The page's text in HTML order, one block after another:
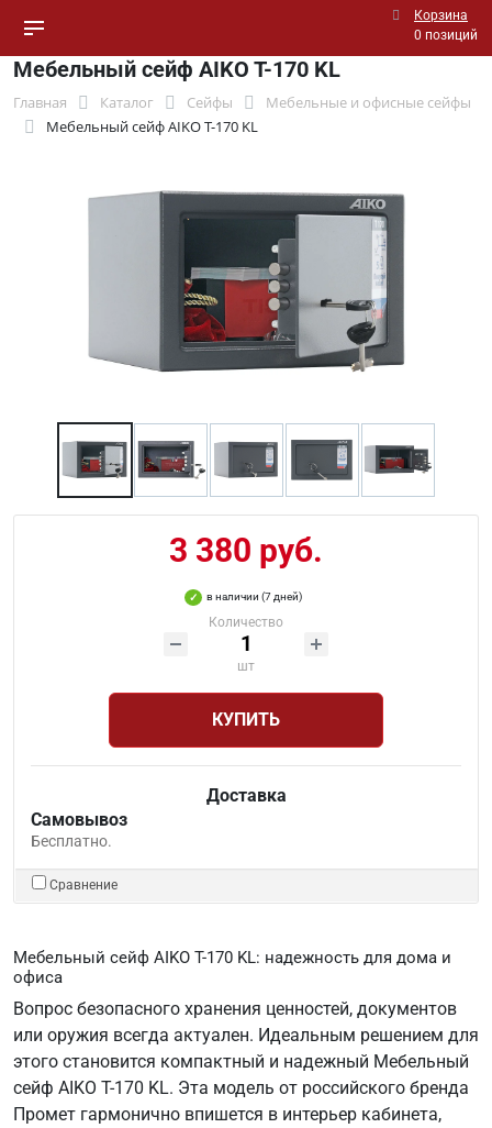
Корзина
0 позиций
Мебельный сейф AIKO T-170 KL
Главная Каталог Сейфы
Мебельные и офисные сейфы
Мебельный сейф AIKO T-170 KL
3 380 руб.
в наличии (7 дней)
Количество
шт
КУПИТЬ
Доставка
Самовывоз
Бесплатно.
Сравнение
Мебельный сейф AIKO T-170 KL: надежность для дома и
офиса
Вопрос безопасного хранения ценностей, документов
или оружия всегда актуален. Идеальным решением для
этого становится компактный и надежный Мебельный
сейф AIKO T-170 KL. Эта модель от российского бренда
Промет гармонично впишется в интерьер кабинета,